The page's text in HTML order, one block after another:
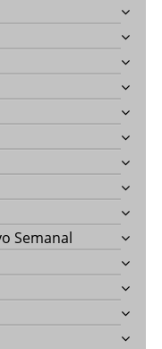
Semanal